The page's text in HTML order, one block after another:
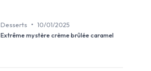
Desserts • 10/01/2025
Extrême mystère crème brûlée caramel